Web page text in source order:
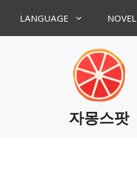
LANGUAGE NOVEL
자몽스팟